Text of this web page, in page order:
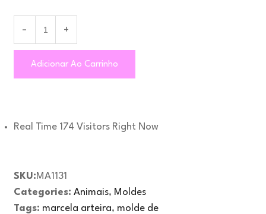
Adicionar Ao Carrinho
Real Time 174 Visitors Right Now
SKU:MA1131
Categories: Animais, Moldes
Tags: marcela arteira, molde de